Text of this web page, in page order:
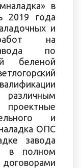
в
2019 года
и
работ на
по
беленой
проектные
и
ОПС
завода
в полном